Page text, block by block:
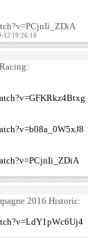
12 19:26:18
2016 Historic: